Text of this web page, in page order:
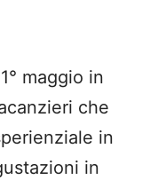
maggio in
che
in
in